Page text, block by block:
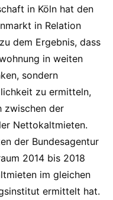
in Köln hat den
in Relation
dem Ergebnis, dass
in weiten
sondern
zu ermitteln,
zwischen der
Nettokaltmieten.
der Bundesagentur
2014 bis 2018
im gleichen
ermittelt hat.